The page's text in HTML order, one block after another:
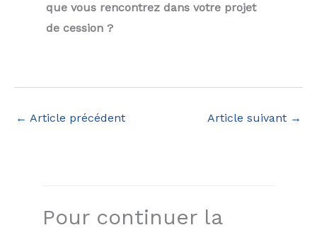
que vous rencontrez dans votre projet
de cession ?
← Article précédent Article suivant →
Pour continuer la